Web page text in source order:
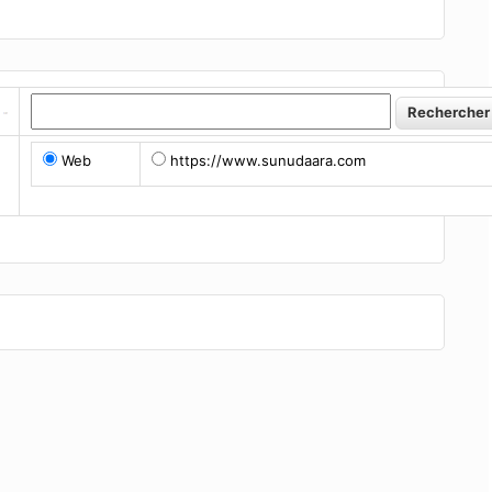
Web https://www.sunudaara.com